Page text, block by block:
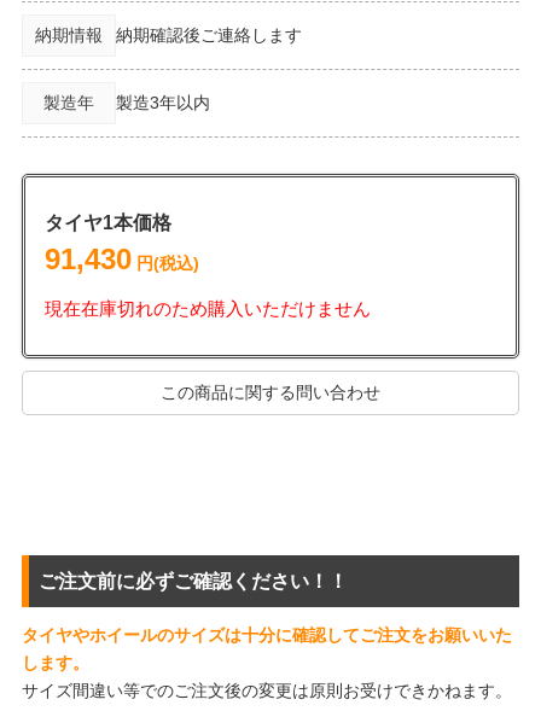
納期情報 納期確認後ご連絡します
製造年 製造3年以内
タイヤ1本価格
91,430円(税込)
現在在庫切れのため購入いただけません
この商品に関する問い合わせ
ご注文前に必ずご確認ください！！
タイヤやホイールのサイズは十分に確認してご注文をお願いいた
します。
サイズ間違い等でのご注文後の変更は原則お受けできかねます。